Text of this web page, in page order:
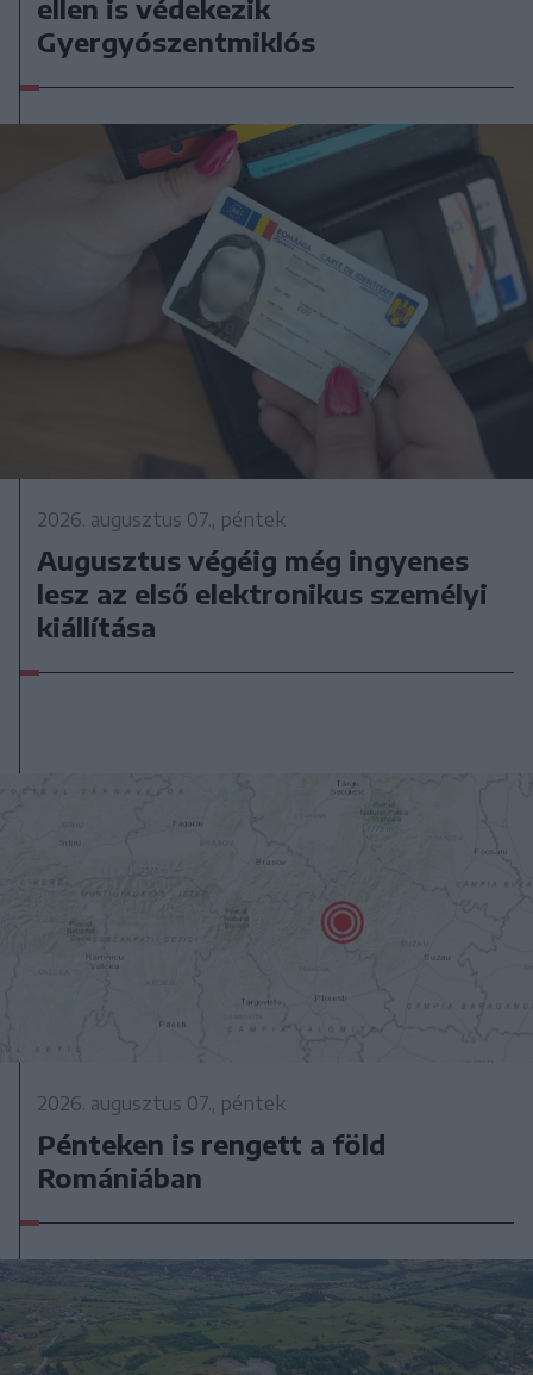
ellen is védekezik
Gyergyószentmiklós
2026. augusztus 07., péntek
Augusztus végéig még ingyenes
lesz az első elektronikus személyi
kiállítása
2026. augusztus 07., péntek
Pénteken is rengett a föld
Romániában